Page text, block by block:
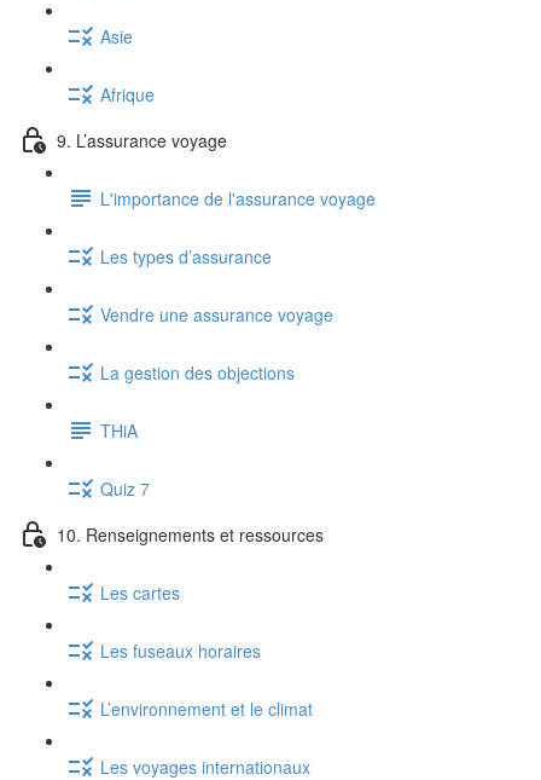
Asie
Afrique
9. L’assurance voyage
L'importance de l'assurance voyage
Les types d’assurance
Vendre une assurance voyage
La gestion des objections
THiA
Quiz 7
10. Renseignements et ressources
Les cartes
Les fuseaux horaires
L’environnement et le climat
Les voyages internationaux